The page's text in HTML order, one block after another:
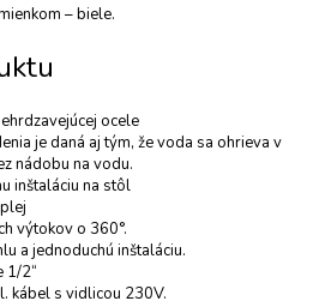
– biele.
ocele
je daná aj tým, že voda sa ohrieva v
nádobu na vodu.
inštaláciu na stôl
výtokov o 360°.
a jednoduchú inštaláciu.
1/2“
kábel s vidlicou 230V.